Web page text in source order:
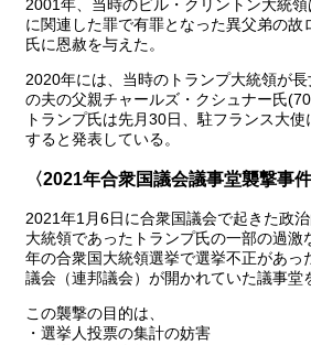
2001年、当時のビル・クリントン大統
に関連した罪で有罪となった異父弟の故
氏に恩赦を与えた。
2020年には、当時のトランプ大統領が
の夫の父親チャールズ・クシュナー氏
トランプ氏は先月30日、駐フランス大
すると発表している。
〈2021年合衆国議会議事堂襲撃事件
2021年1月6日に合衆国議会で起きた政
大統領であったトランプ氏の一部の過激
年の合衆国大統領選挙で選挙不正があっ
議会（連邦議会）が開かれていた議事堂
この襲撃の目的は、
・選挙人投票の集計の妨害